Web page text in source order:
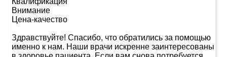
Внимание
Цена-качество
Здравствуйте! Спасибо, что обратились за помощью
именно к нам. Наши врачи искренне заинтересованы